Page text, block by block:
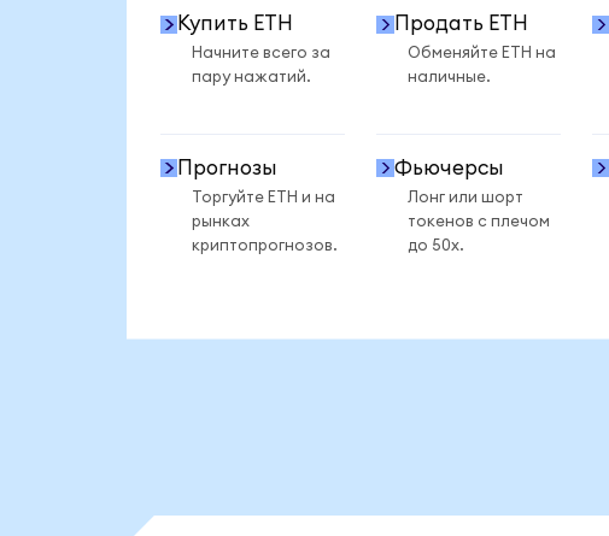
Купить ETH
Начните всего за
пару нажатий.
Продать ETH
Обменяйте ETH на
наличные.
Прогнозы
Торгуйте ETH и на
рынках
криптопрогнозов.
Фьючерсы
Лонг или шорт
токенов с плечом
до 50x.